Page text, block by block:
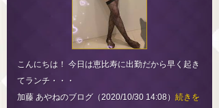
こんにちは！ 今日は恵比寿に出勤だから早く起き
てランチ・・・
加藤 あやねのブログ（2020/10/30 14:08） 続きを